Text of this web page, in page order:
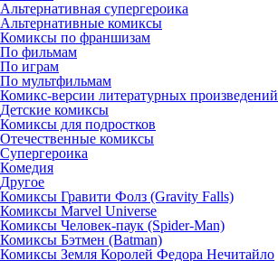
Альтернативная супергероика
Альтернативные комиксы
Комиксы по франшизам
По фильмам
По играм
По мультфильмам
Комикс-версии литературных произведений
Детские комиксы
Комиксы для подростков
Отечественные комиксы
Супергероика
Комедия
Другое
Комиксы Гравити Фолз (Gravity Falls)
Комиксы Marvel Universe
Комиксы Человек-паук (Spider-Man)
Комиксы Бэтмен (Batman)
Комиксы Земля Королей Федора Нечитайло